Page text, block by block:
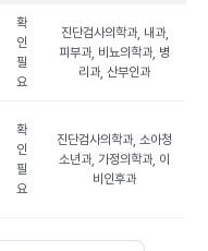
확
인
필
요
진단검사의학과, 내과,
피부과, 비뇨의학과, 병
리과, 산부인과
확
인
필
요
진단검사의학과, 소아청
소년과, 가정의학과, 이
비인후과